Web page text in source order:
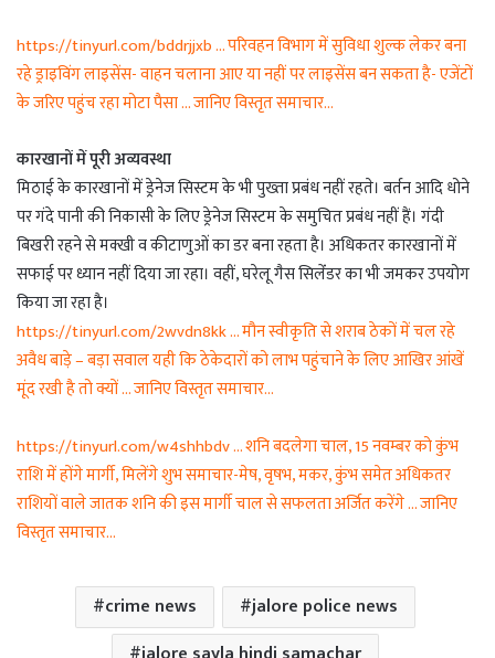
https://tinyurl.com/bddrjjxb … परिवहन विभाग में सुविधा शुल्क लेकर बना
रहे ड्राइविंग लाइसेंस- वाहन चलाना आए या नहीं पर लाइसेंस बन सकता है- एजेंटों
के जरिए पहुंच रहा मोटा पैसा … जानिए विस्तृत समाचार…
कारखानों में पूरी अव्यवस्था
मिठाई के कारखानों में ड्रेनेज सिस्टम के भी पुख्ता प्रबंध नहीं रहते। बर्तन आदि धोने
पर गंदे पानी की निकासी के लिए ड्रेनेज सिस्टम के समुचित प्रबंध नहीं हैं। गंदी
बिखरी रहने से मक्खी व कीटाणुओं का डर बना रहता है। अधिकतर कारखानों में
सफाई पर ध्यान नहीं दिया जा रहा। वहीं, घरेलू गैस सिलेंंडर का भी जमकर उपयोग
किया जा रहा है।
https://tinyurl.com/2wvdn8kk … मौन स्वीकृति से शराब ठेकों में चल रहे
अवैध बाड़े – बड़ा सवाल यही कि ठेकेदारों को लाभ पहुंचाने के लिए आखिर आंखें
मूंद रखी है तो क्यों … जानिए विस्तृत समाचार…
https://tinyurl.com/w4shhbdv … शनि बदलेगा चाल, 15 नवम्बर को कुंभ
राशि में होंगे मार्गी, मिलेंगे शुभ समाचार-मेष, वृषभ, मकर, कुंभ समेत अधिकतर
राशियों वाले जातक शनि की इस मार्गी चाल से सफलता अर्जित करेंगे … जानिए
विस्तृत समाचार…
crime news
jalore police news